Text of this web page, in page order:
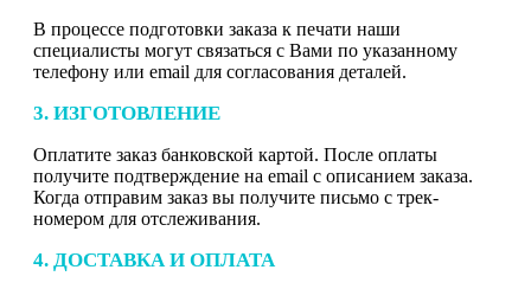
В процессе подготовки заказа к печати наши
специалисты могут связаться с Вами по указанному
телефону или email для согласования деталей.
3. ИЗГОТОВЛЕНИЕ
Оплатите заказ банковской картой. После оплаты
получите подтверждение на email с описанием заказа.
Когда отправим заказ вы получите письмо с трек-
номером для отслеживания.
4. ДОСТАВКА И ОПЛАТА